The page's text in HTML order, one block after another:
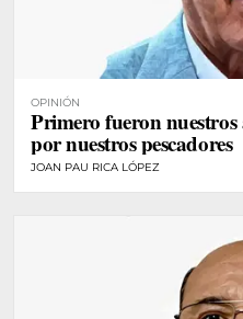
OPINIÓN
Primero fueron
por nuestros pescadores
JOAN PAU RICA LÓPEZ